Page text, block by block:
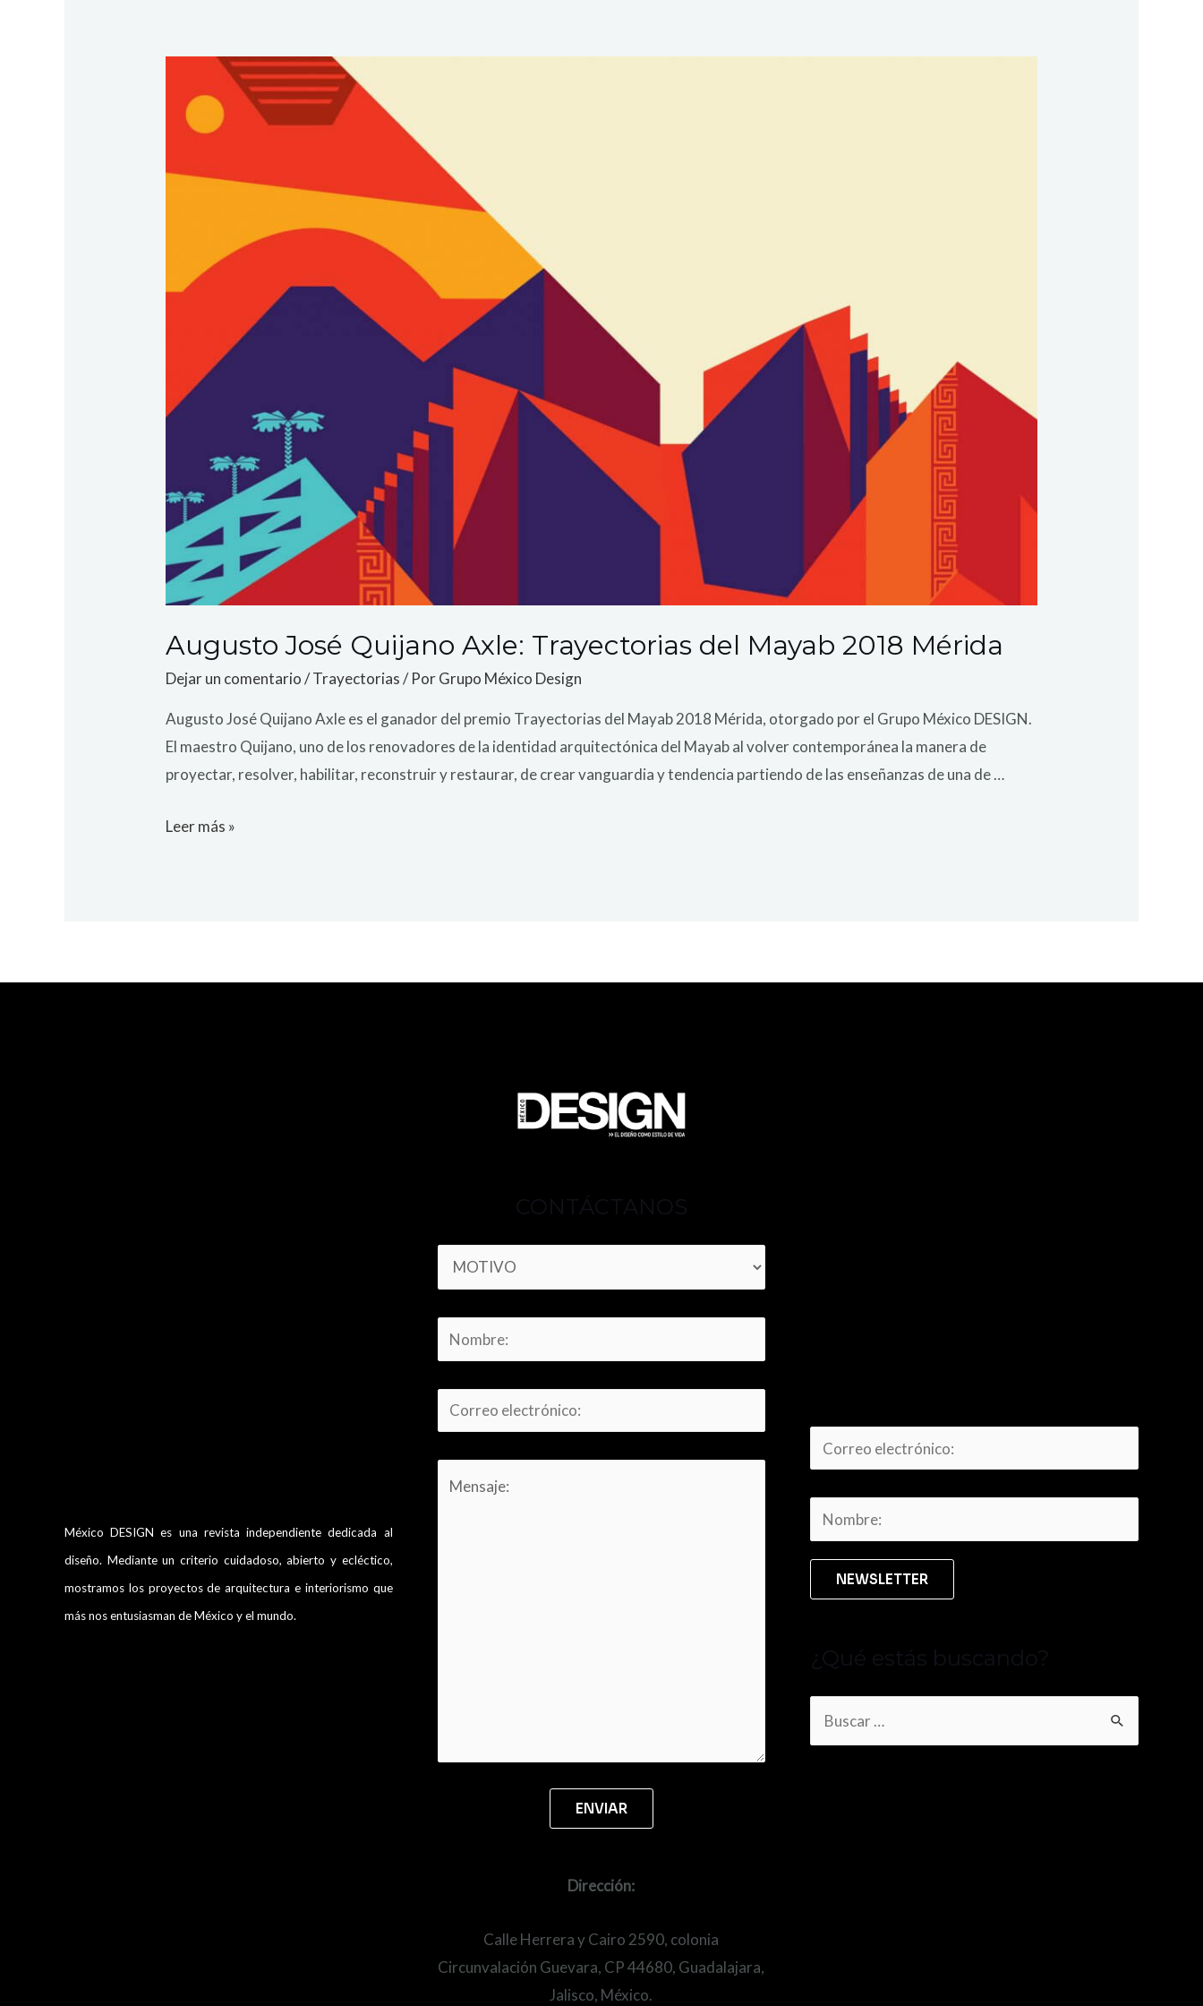
Augusto José Quijano Axle: Trayectorias del Mayab 2018 Mérida
Dejar un comentario /Trayectorias/ PorGrupo México Design
Augusto José Quijano Axle es el ganador del premio Trayectorias del Mayab 2018 Mérida, otorgado por el Grupo México DESIGN.
El maestro Quijano, uno de los renovadores de la identidad arquitectónica del Mayab al volver contemporánea la manera de
proyectar, resolver, habilitar, reconstruir y restaurar, de crear vanguardia y tendencia partiendo de las enseñanzas de una de …
Leer más »
México DESIGN es una revista independiente dedicada al
diseño. Mediante un criterio cuidadoso, abierto y ecléctico,
mostramos los proyectos de arquitectura e interiorismo que
más nos entusiasman de México y el mundo.
CONTÁCTANOS
Dirección:
Calle Herrera y Cairo 2590, colonia
Circunvalación Guevara, CP 44680, Guadalajara,
Jalisco, México.
¿Qué estás buscando?